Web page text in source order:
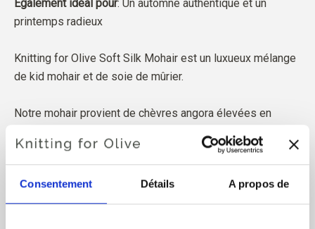
Consentement Détails A propos de
Également idéal pour: Un automne authentique et un
printemps radieux
Knitting for Olive Soft Silk Mohair est un luxueux mélange
de kid mohair et de soie de mûrier.
Notre mohair provient de chèvres angora élevées en
Nos fils sont traçables jusqu'aux fermes individuelles, ce
qui signifie que nous savons exactement de quelles
fermes, de quels éleveurs et de quelles chèvres provient
notre laine.